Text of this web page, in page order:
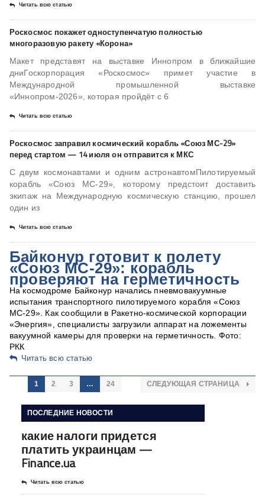
Читать всю статью
Роскосмос покажет одноступенчатую полностью
многоразовую ракету «Корона»
Макет представят на выставке Иннопром в ближайшие
дниГоскорпорация «Роскосмос» примет участие в
Международной промышленной выставке
«Иннопром-2026», которая пройдёт с 6
Читать всю статью
Роскосмос заправил космический корабль «Союз МС-29»
перед стартом — 14 июля он отправится к МКС
С двум космонавтами и одним астронавтомПилотируемый
корабль «Союз МС-29», которому предстоит доставить
экипаж на Международную космическую станцию, прошел
один из
Читать всю статью
Байконур готовит к полету
«Союз МС-29»: корабль
проверяют на герметичность
На космодроме Байконур начались пневмовакуумные
испытания транспортного пилотируемого корабля «Союз
МС-29». Как сообщили в Ракетно-космической корпорации
«Энергия», специалисты загрузили аппарат на ложементы
вакуумной камеры для проверки на герметичность. Фото:
РКК
Читать всю статью
1 2 3 … 24 СЛЕДУЮЩАЯ СТРАНИЦА
ПОСЛЕДНИЕ НОВОСТИ
какие налоги придется
платить украинцам —
Finance.ua
Читать всю статью